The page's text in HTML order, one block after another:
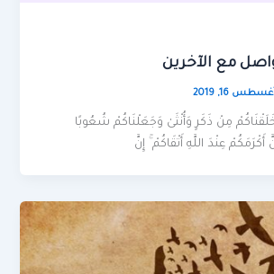
مع الآخرين
16, 2019
خَلَقْنَاكُمْ مِنْ ذَكَرٍ وَأُنْثَىٰ وَجَعَلْنَاكُمْ شُعُوبًا
أَكْرَمَكُمْ عِنْدَ اللَّهِ أَتْقَاكُمْ ۚ إِنَّ